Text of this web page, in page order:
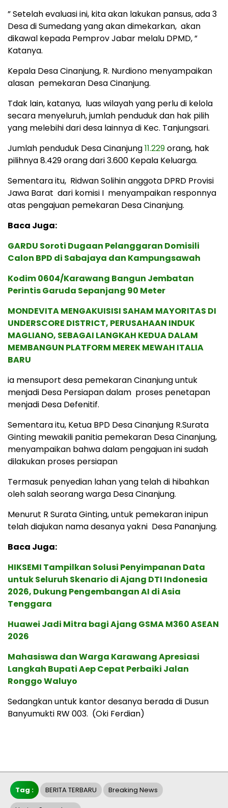
” Setelah evaluasi ini, kita akan lakukan pansus, ada 3
Desa di Sumedang yang akan dimekarkan, akan
dikawal kepada Pemprov Jabar melalu DPMD, ”
Katanya.
Kepala Desa Cinanjung, R. Nurdiono menyampaikan
alasan pemekaran Desa Cinanjung.
Tdak lain, katanya, luas wilayah yang perlu di kelola
secara menyeluruh, jumlah penduduk dan hak pilih
yang melebihi dari desa lainnya di Kec. Tanjungsari.
Jumlah penduduk Desa Cinanjung11.229orang, hak
pilihnya 8.429 orang dari 3.600 Kepala Keluarga.
Sementara itu, Ridwan Solihin anggota DPRD Provisi
Jawa Barat dari komisi I menyampaikan responnya
atas pengajuan pemekaran Desa Cinanjung.
Baca Juga:
GARDU Soroti Dugaan Pelanggaran Domisili
Calon BPD di Sabajaya dan Kampungsawah
Kodim 0604/Karawang Bangun Jembatan
Perintis Garuda Sepanjang 90 Meter
MONDEVITA MENGAKUISISI SAHAM MAYORITAS DI
UNDERSCORE DISTRICT, PERUSAHAAN INDUK
MAGLIANO, SEBAGAI LANGKAH KEDUA DALAM
MEMBANGUN PLATFORM MEREK MEWAH ITALIA
BARU
ia mensuport desa pemekaran Cinanjung untuk
menjadi Desa Persiapan dalam proses penetapan
menjadi Desa Defenitif.
Sementara itu, Ketua BPD Desa Cinanjung R.Surata
Ginting mewakili panitia pemekaran Desa Cinanjung,
menyampaikan bahwa dalam pengajuan ini sudah
dilakukan proses persiapan
Termasuk penyedian lahan yang telah di hibahkan
oleh salah seorang warga Desa Cinanjung.
Menurut R Surata Ginting, untuk pemekaran inipun
telah diajukan nama desanya yakni Desa Pananjung.
Baca Juga:
HIKSEMI Tampilkan Solusi Penyimpanan Data
untuk Seluruh Skenario di Ajang DTI Indonesia
2026, Dukung Pengembangan AI di Asia
Tenggara
Huawei Jadi Mitra bagi Ajang GSMA M360 ASEAN
2026
Mahasiswa dan Warga Karawang Apresiasi
Langkah Bupati Aep Cepat Perbaiki Jalan
Ronggo Waluyo
Sedangkan untuk kantor desanya berada di Dusun
Banyumukti RW 003. (Oki Ferdian)
Tag : BERITA TERBARU Breaking News